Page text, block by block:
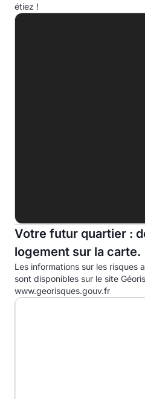
A
C
D
E
F
étiez !
Votre futur quartier :
logement sur la carte.
Les informations sur les risques
sont disponibles sur le site
www.georisques.gouv.fr